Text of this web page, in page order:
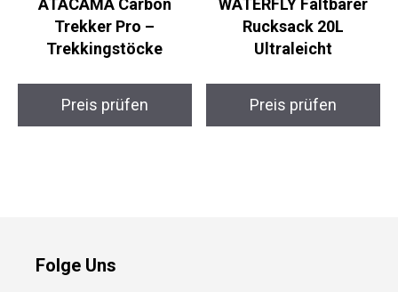
Trekker Pro –
Trekkingstöcke
Preis prüfen
Rucksack 20L
Ultraleicht
Preis prüfen
Folge Uns